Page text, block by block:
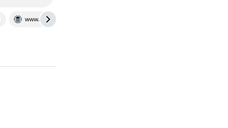
www.stackstate.com